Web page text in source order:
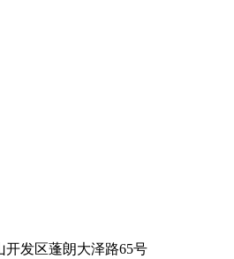
开发区蓬朗大泽路65号